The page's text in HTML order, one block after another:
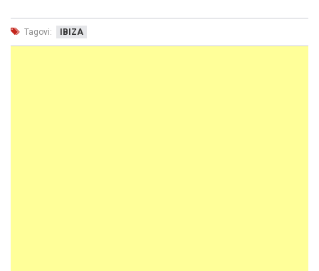
Tagovi: IBIZA